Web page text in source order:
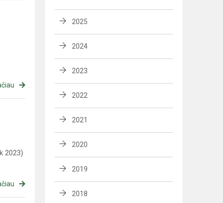
2023)
2025
2024
2023
2022
2021
2020
2019
2018